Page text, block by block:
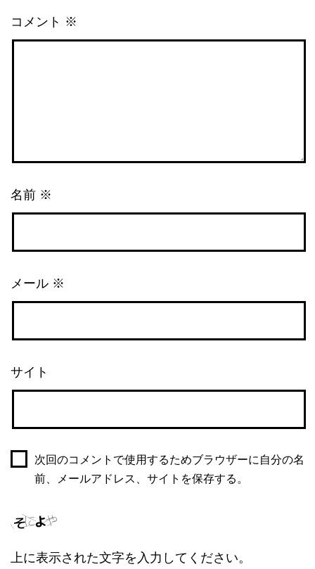
コメント ※
名前 ※
メール ※
サイト
次回のコメントで使用するためブラウザーに自分の名
前、メールアドレス、サイトを保存する。
上に表示された文字を入力してください。